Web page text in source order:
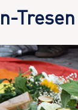
Tresen